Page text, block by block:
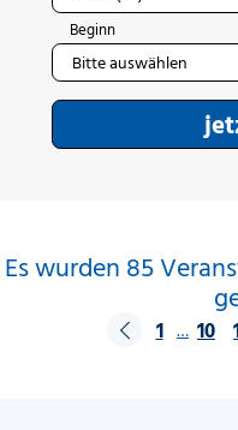
Beginn
Es wurden 85
1 … 10